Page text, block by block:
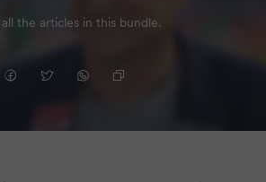
all the articles in this bundle.